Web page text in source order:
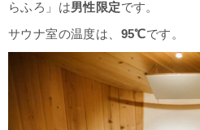
らふろ」は男性限定です。
サウナ室の温度は、 95℃です。